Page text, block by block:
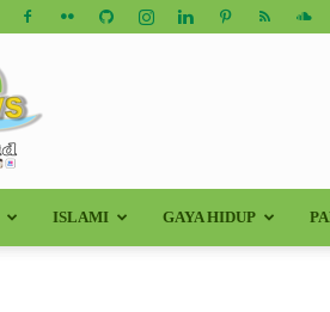
ISLAMI GAYA HIDUP